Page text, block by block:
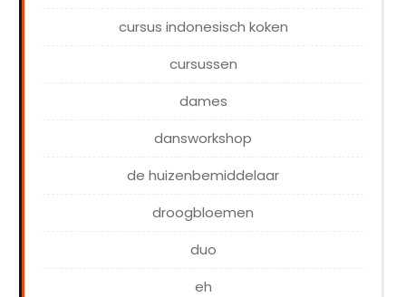
cursus indonesisch koken
cursussen
dames
dansworkshop
de huizenbemiddelaar
droogbloemen
duo
eh